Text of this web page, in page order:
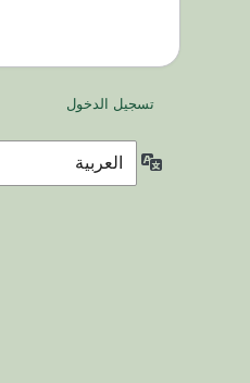
تسجيل الدخول
اللغة